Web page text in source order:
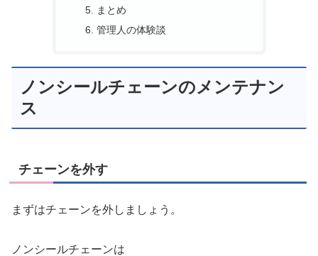
まとめ
管理人の体験談
ノンシールチェーンのメンテナン
ス
チェーンを外す
まずはチェーンを外しましょう。
ノンシールチェーンは